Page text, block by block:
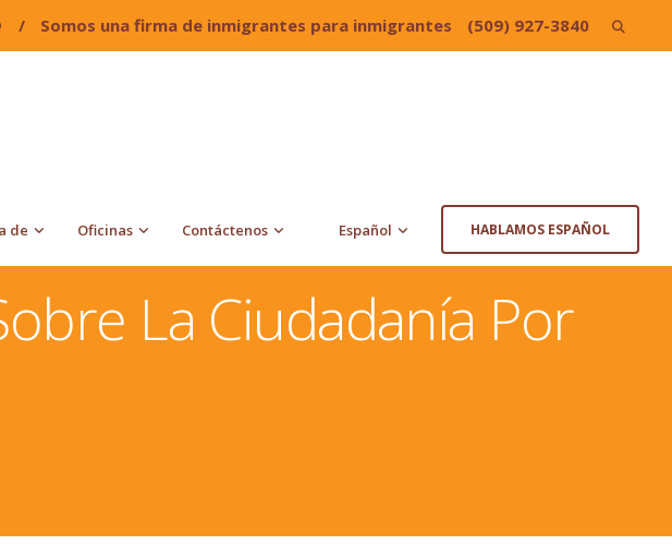
/ Somos una firma de inmigrantes para inmigrantes (509) 927-3840 Search
de Oficinas Contáctenos Español HABLAMOS ESPAÑOL
Ciudadanía Por
La Ciudadanía Por